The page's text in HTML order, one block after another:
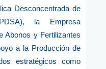
Desconcentrada de
la Empresa
Abonos y Fertilizantes
a la Producción de
estratégicos como